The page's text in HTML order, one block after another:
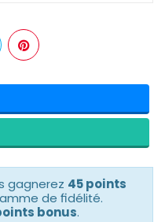
gagnerez 45 points
de fidélité.
bonus.